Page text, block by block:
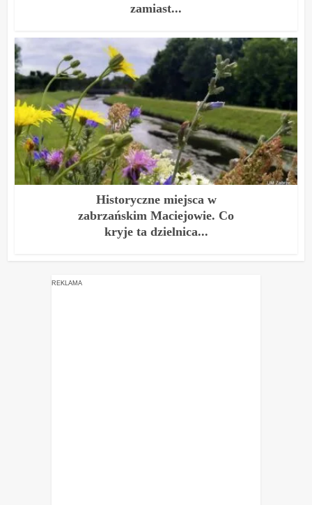
zamiast...
Historyczne miejsca w
zabrzańskim Maciejowie. Co
kryje ta dzielnica...
REKLAMA